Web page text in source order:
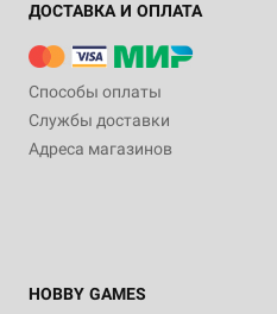
ДОСТАВКА И ОПЛАТА
Способы оплаты
Службы доставки
Адреса магазинов
HOBBY GAMES